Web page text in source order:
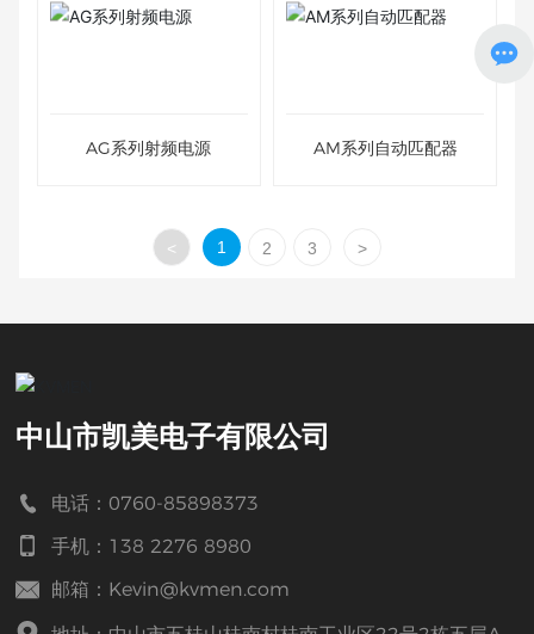
AG系列射频电源 AM系列自动匹配器
< 1 2 3 >
中山市凯美电子有限公司
电话：0760-85898373
手机：138 2276 8980
邮箱：Kevin@kvmen.com